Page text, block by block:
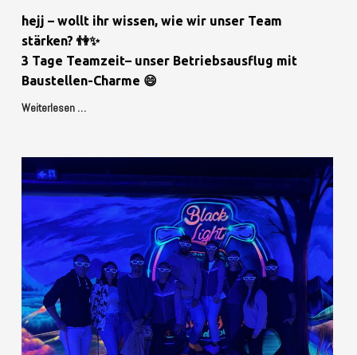
hejj – wollt ihr wissen, wie wir unser Team
stärken? 👫✨
3 Tage Teamzeit– unser Betriebsausflug mit
Baustellen-Charme 😄
Weiterlesen …